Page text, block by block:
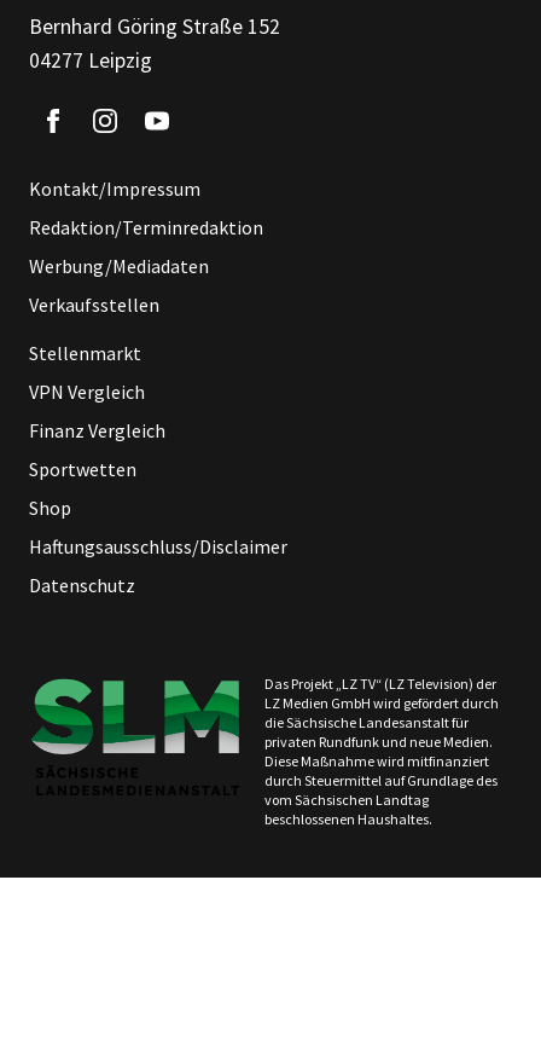
Bernhard Göring Straße 152
04277 Leipzig
Kontakt/Impressum
Redaktion/Terminredaktion
Werbung/Mediadaten
Verkaufsstellen
Stellenmarkt
VPN Vergleich
Finanz Vergleich
Sportwetten
Shop
Haftungsausschluss/Disclaimer
Datenschutz
Das Projekt „LZ TV“ (LZ Television) der
LZ Medien GmbH wird gefördert durch
die Sächsische Landesanstalt für
privaten Rundfunk und neue Medien.
Diese Maßnahme wird mitfinanziert
durch Steuermittel auf Grundlage des
vom Sächsischen Landtag
beschlossenen Haushaltes.